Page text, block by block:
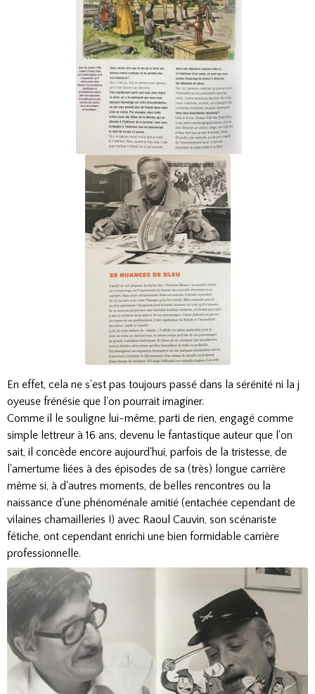
En effet, cela ne s'est pas toujours passé dans la sérénité ni la j
oyeuse frénésie que l'on pourrait imaginer.
Comme il le souligne lui-même, parti de rien, engagé comme
simple lettreur à 16 ans, devenu le fantastique auteur que l'on
sait, il concède encore aujourd'hui, parfois de la tristesse, de
l'amertume liées à des épisodes de sa (très) longue carrière
même si, à d'autres moments, de belles rencontres ou la
naissance d'une phénoménale amitié (entachée cependant de
vilaines chamailleries !) avec Raoul Cauvin, son scénariste
fétiche, ont cependant enrichi une bien formidable carrière
professionnelle.